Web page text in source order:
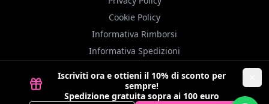
Iscriviti ora e ottieni il 10% di sconto per
sempre!
Spedizione gratuita sopra ai 100 euro
Cookie Policy
Informativa Rimborsi
Informativa Spedizioni